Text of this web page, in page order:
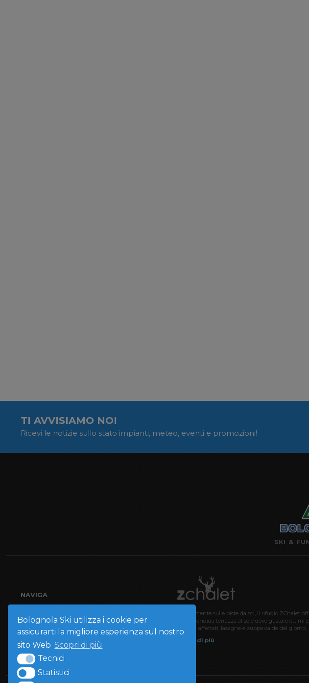
TI AVVISIAMO NOI
Ricevi le notizie sullo stato impianti, meteo, eventi e promozioni!
SKI &
NAVIGA
Skipass
Webcam
Contatti
Direttamente sulle piste da sci, il rifugio ZChalet
una splendida terrazza al sole dove gustare ottimi
locali di affettati, lasagne e zuppe calde del giorno.
Leggi di più
Bolognola Ski utilizza i cookie per
assicurarti la migliore esperienza sul nostro
sito Web Scopri di più
Tecnici
Statistici